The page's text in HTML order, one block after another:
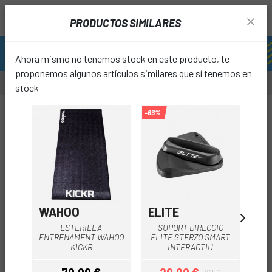
PRODUCTOS SIMILARES
Ahora mismo no tenemos stock en este producto, te
proponemos algunos artículos similares que sí tenemos en
stock
WAHOO
ESTERILLA
ENTRENAMENT WAHOO
KICKR
-63%
ELITE
SUPORT DIRECCIO
ELITE STERZO SMART
INTERACTIU